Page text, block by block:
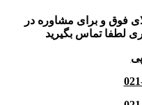
فوق و برای مشاوره در
لطفا تماس بگیرید